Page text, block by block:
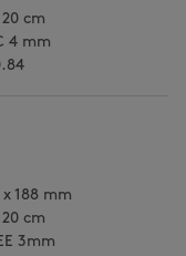
cm
4 mm
x 188 mm
cm
3mm